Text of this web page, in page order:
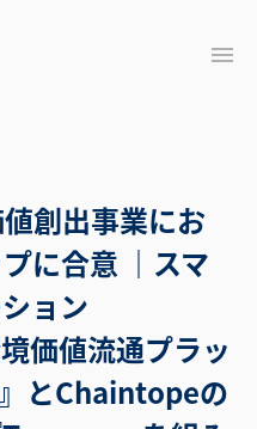
創出事業にお
に合意 ｜スマ
ョン
価値流通プラッ
とChaintopeの